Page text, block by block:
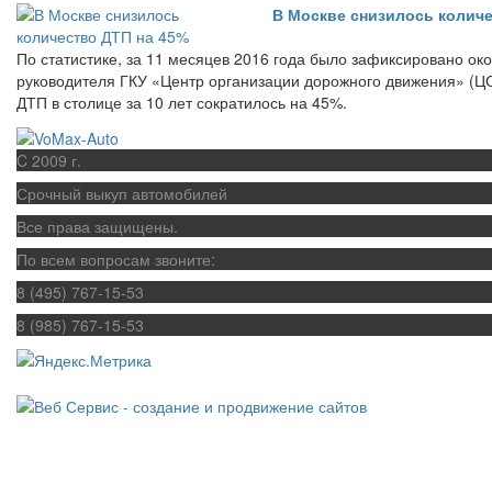
В Москве снизилось
По статистике, за 11 месяцев 2016 года было зафиксировано
руководителя ГКУ «Центр организации дорожного движения»
ДТП в столице за 10 лет сократилось на 45%.
C 2009 г.
Срочный выкуп автомобилей
Все права защищены.
По всем вопросам звоните:
8 (495) 767-15-53
8 (985) 767-15-53